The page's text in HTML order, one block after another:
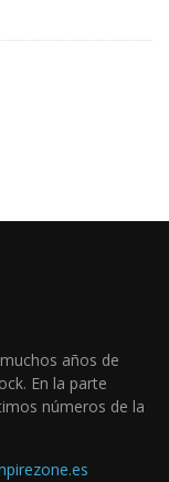
años de
En la parte
números de la